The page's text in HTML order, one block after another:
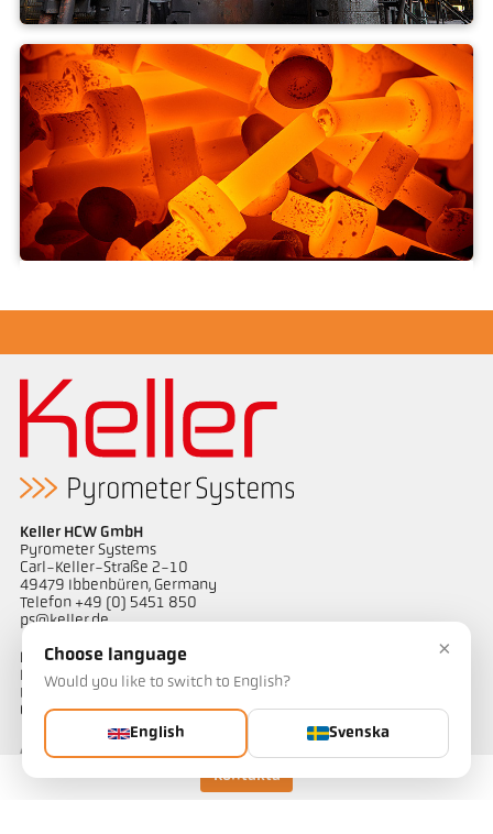
Kontakta
Fri formning
Keller HCW GmbH
Pyrometer Systems
Carl-Keller-Straße 2-10
49479 Ibbenbüren, Germany
Telefon +49 (0) 5451 850
ps@keller.de
Länkar
Legal Notice
Privacy
GTC
×
Choose language
Would you like to switch to English?
English Svenska